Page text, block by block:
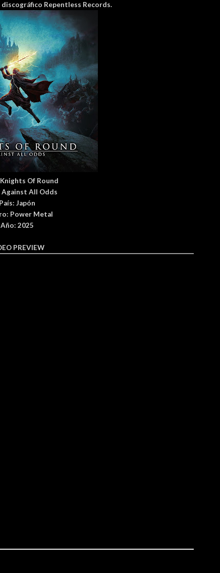
Repentless Records.
Knights Of Round
Against All Odds
País: Japón
Power Metal
Año: 2025
PREVIEW